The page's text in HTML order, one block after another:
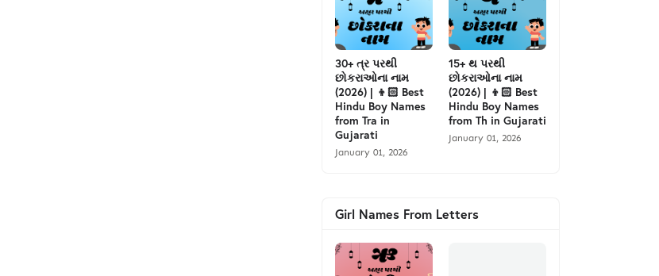
30+ ત્ર પરથી
છોકરાઓના નામ
(2026) | 👦🏻 Best
Hindu Boy Names
from Tra in
Gujarati
January 01, 2026
15+ થ પરથી
છોકરાઓના નામ
(2026) | 👦🏻 Best
Hindu Boy Names
from Th in Gujarati
January 01, 2026
Girl Names From Letters